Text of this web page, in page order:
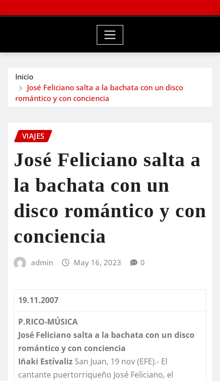
Inicio
José Feliciano salta a la bachata con un disco
romántico y con conciencia
VIAJES
José Feliciano salta a
la bachata con un
disco romántico y con
conciencia
admin May 16, 2023 0
19.11.2007
P.RICO-MÚSICA
José Feliciano salta a la bachata con un disco
romántico y con conciencia
Iñaki Estívaliz San Juan, 19 nov (EFE).- El
cantante puertorriqueño José Feliciano, el